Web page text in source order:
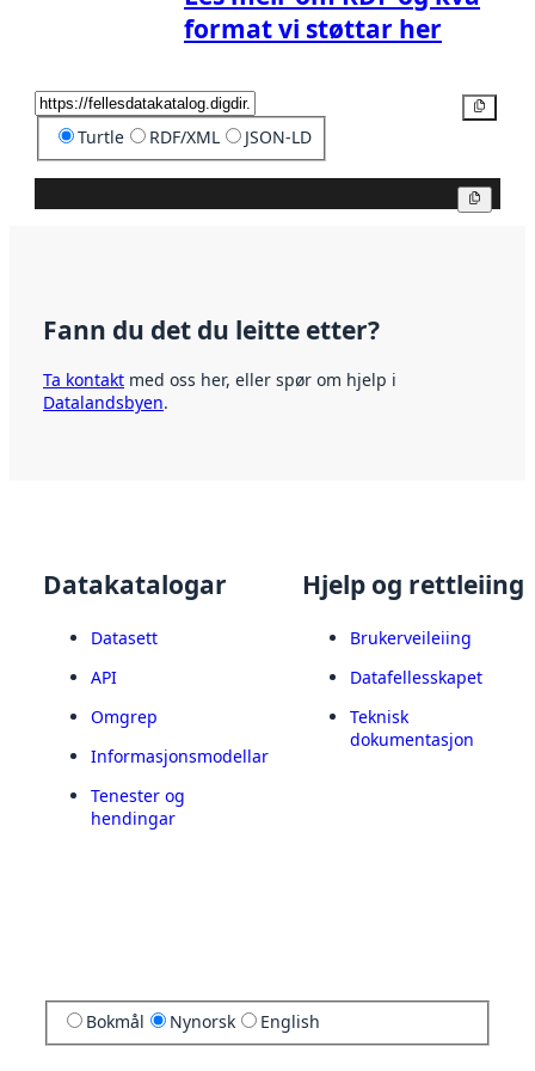
format vi støttar her
Turtle RDF/XML JSON-LD
Fann du det du leitte etter?
Ta kontakt med oss her, eller spør om hjelp i
Datalandsbyen.
Datakatalogar
Datasett
API
Omgrep
Informasjonsmodellar
Tenester og
hendingar
Hjelp og rettleiing
Brukerveileiing
Datafellesskapet
Teknisk
dokumentasjon
Bokmål Nynorsk English